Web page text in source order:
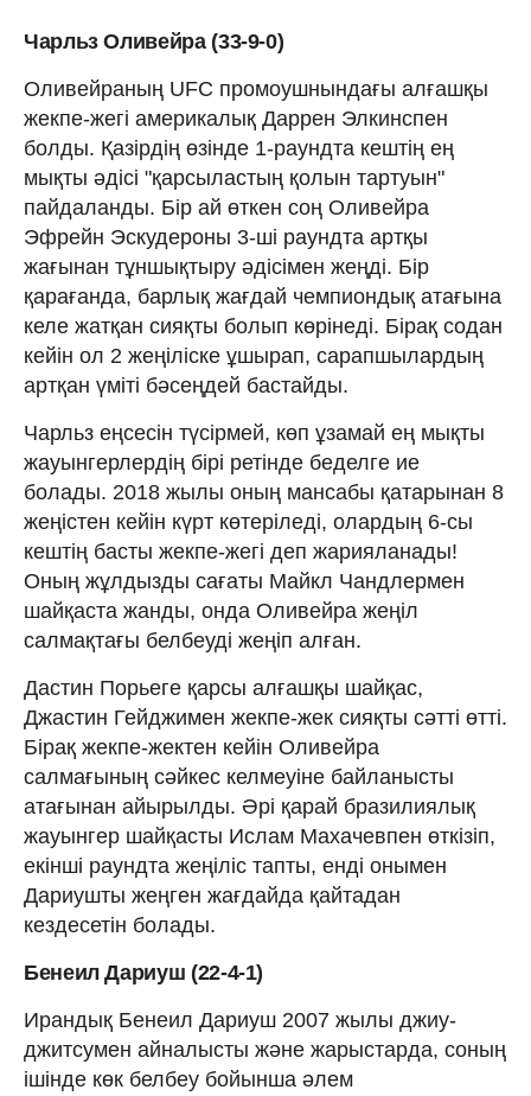
Чарльз Оливейра (33-9-0)
Оливейраның UFC промоушнындағы алғашқы
жекпе-жегі америкалық Даррен Элкинспен
болды. Қазірдің өзінде 1-раундта кештің ең
мықты әдісі "қарсыластың қолын тартуын"
пайдаланды. Бір ай өткен соң Оливейра
Эфрейн Эскудероны 3-ші раундта артқы
жағынан тұншықтыру әдісімен жеңді. Бір
қарағанда, барлық жағдай чемпиондық атағына
келе жатқан сияқты болып көрінеді. Бірақ содан
кейін ол 2 жеңіліске ұшырап, сарапшылардың
артқан үміті бәсеңдей бастайды.
Чарльз еңсесін түсірмей, көп ұзамай ең мықты
жауынгерлердің бірі ретінде беделге ие
болады. 2018 жылы оның мансабы қатарынан 8
жеңістен кейін күрт көтеріледі, олардың 6-сы
кештің басты жекпе-жегі деп жарияланады!
Оның жұлдызды сағаты Майкл Чандлермен
шайқаста жанды, онда Оливейра жеңіл
салмақтағы белбеуді жеңіп алған.
Дастин Порьеге қарсы алғашқы шайқас,
Джастин Гейджимен жекпе-жек сияқты сәтті өтті.
Бірақ жекпе-жектен кейін Оливейра
салмағының сәйкес келмеуіне байланысты
атағынан айырылды. Әрі қарай бразилиялық
жауынгер шайқасты Ислам Махачевпен өткізіп,
екінші раундта жеңіліс тапты, енді онымен
Дариушты жеңген жағдайда қайтадан
кездесетін болады.
Бенеил Дариуш (22-4-1)
Ирандық Бенеил Дариуш 2007 жылы джиу-
джитсумен айналысты және жарыстарда, соның
ішінде көк белбеу бойынша әлем